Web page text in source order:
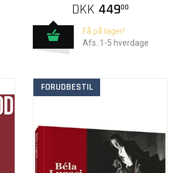
DKK 44900
Få på lager!
Afs.:1-5 hverdage
FORUDBESTIL